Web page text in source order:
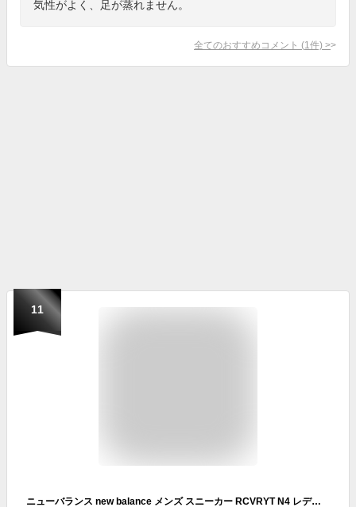
気性がよく、足が蒸れません。
全てのおすすめコメント (1 件) >
11
ニューバランス new balance メンズ スニーカー RCVRYT N4 レディース D幅 ウォッシャブル フィットネス ウォーキング